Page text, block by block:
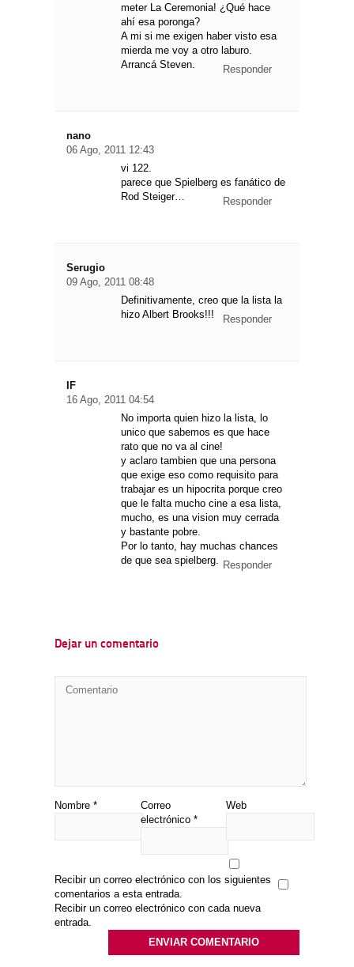
meter La Ceremonia! ¿Qué hace
ahí esa poronga?
A mi si me exigen haber visto esa
mierda me voy a otro laburo.
Arrancá Steven.
Responder
nano
06 Ago, 2011 12:43
vi 122.
parece que Spielberg es fanático de
Rod Steiger…
Responder
Serugio
09 Ago, 2011 08:48
Definitivamente, creo que la lista la
hizo Albert Brooks!!!
Responder
IF
16 Ago, 2011 04:54
No importa quien hizo la lista, lo
unico que sabemos es que hace
rato que no va al cine!
y aclaro tambien que una persona
que exige eso como requisito para
trabajar es un hipocrita porque creo
que le falta mucho cine a esa lista,
mucho, es una vision muy cerrada
y bastante pobre.
Por lo tanto, hay muchas chances
de que sea spielberg.
Responder
Dejar un comentario
Nombre *
Correo
electrónico *
Web
Recibir un correo electrónico con los siguientes
comentarios a esta entrada.
Recibir un correo electrónico con cada nueva
entrada.